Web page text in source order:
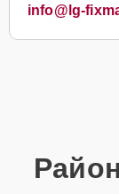
info@lg-